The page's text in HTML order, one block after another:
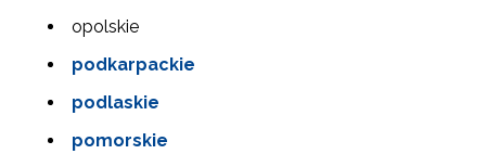
opolskie
podkarpackie
podlaskie
pomorskie